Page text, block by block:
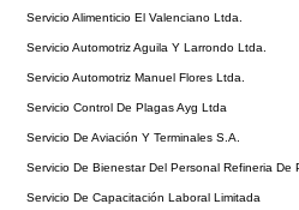
Servicio Alimenticio El Valenciano Ltda.
Servicio Automotriz Aguila Y Larrondo Ltda.
Servicio Automotriz Manuel Flores Ltda.
Servicio Control De Plagas Ayg Ltda
Servicio De Aviación Y Terminales S.A.
Servicio De Bienestar Del Personal Refineria De
Servicio De Capacitación Laboral Limitada